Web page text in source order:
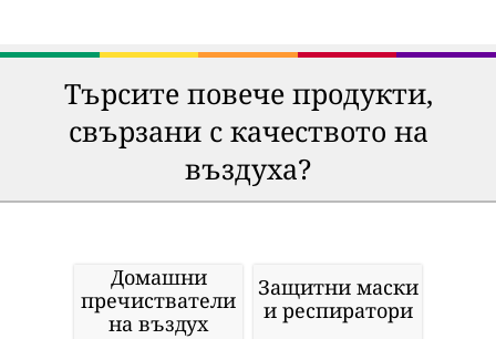
Търсите повече продукти,
свързани с качеството на
въздуха?
Домашни
пречистватели
на въздух
Защитни маски
и респиратори